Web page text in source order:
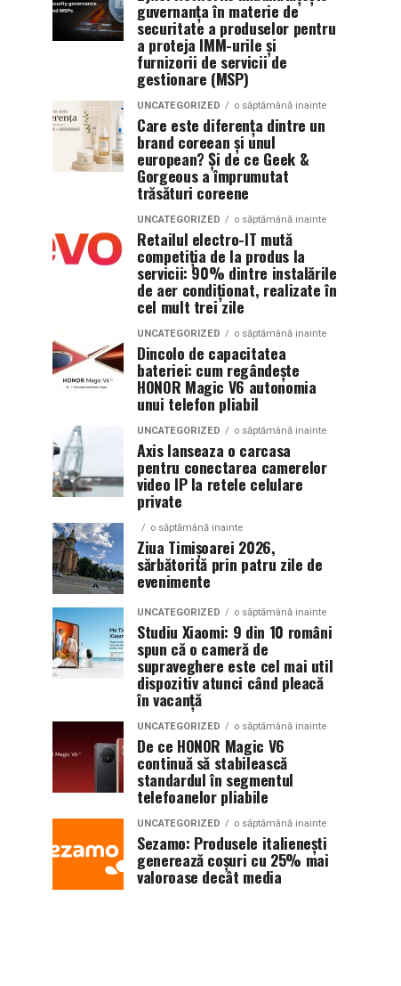
guvernanța în materie de
securitate a produselor pentru
a proteja IMM-urile și
furnizorii de servicii de
gestionare (MSP)
UNCATEGORIZED o săptămână inainte
Care este diferența dintre un
brand coreean și unul
european? Și de ce Geek &
Gorgeous a împrumutat
trăsături coreene
UNCATEGORIZED o săptămână inainte
Retailul electro-IT mută
competiția de la produs la
servicii: 90% dintre instalările
de aer condiționat, realizate în
cel mult trei zile
UNCATEGORIZED o săptămână inainte
Dincolo de capacitatea
bateriei: cum regândește
HONOR Magic V6 autonomia
unui telefon pliabil
UNCATEGORIZED o săptămână inainte
Axis lanseaza o carcasa
pentru conectarea camerelor
video IP la retele celulare
private
o săptămână inainte
Ziua Timișoarei 2026,
sărbătorită prin patru zile de
evenimente
UNCATEGORIZED o săptămână inainte
Studiu Xiaomi: 9 din 10 români
spun că o cameră de
supraveghere este cel mai util
dispozitiv atunci când pleacă
în vacanță
UNCATEGORIZED o săptămână inainte
De ce HONOR Magic V6
continuă să stabilească
standardul în segmentul
telefoanelor pliabile
UNCATEGORIZED o săptămână inainte
Sezamo: Produsele italienești
generează coșuri cu 25% mai
valoroase decât media